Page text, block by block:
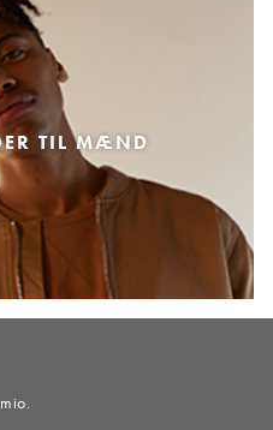
TIL MÆND